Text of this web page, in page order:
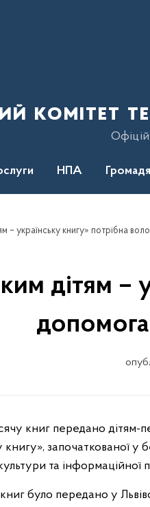
комітет
НПА
– українську книгу» потрібна
дітям –
книгу», започаткованої
та інформаційної
було передано у